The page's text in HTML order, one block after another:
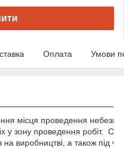
Оплата Умови
місця проведення
у зону проведення робіт.
на виробництві, а також під